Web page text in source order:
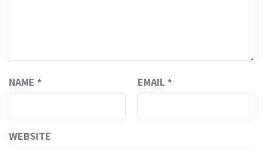
NAME * EMAIL *
WEBSITE